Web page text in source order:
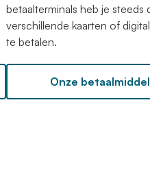
betaalterminals heb je steeds
verschillende kaarten of
te betalen.
Onze